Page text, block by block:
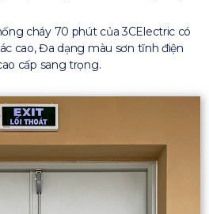
cháy 70 phút của 3CElectric có
cao, Đa dạng màu sơn tĩnh điện
cấp sang trọng.